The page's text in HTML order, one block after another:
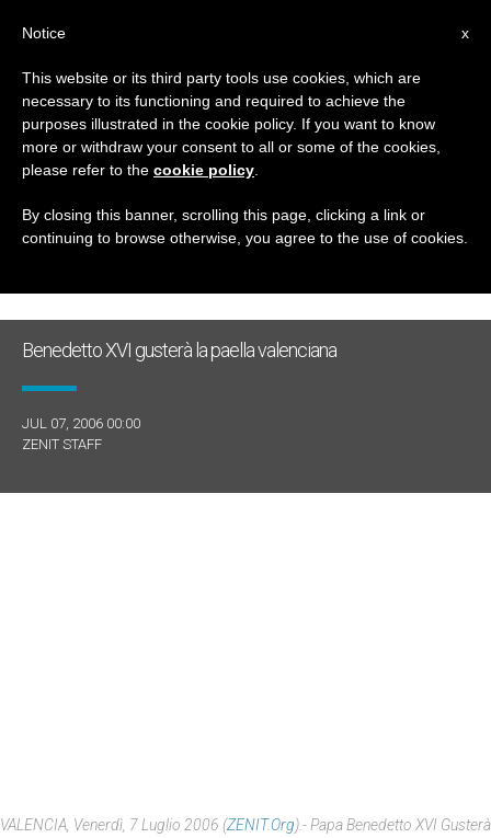
GIORNO
Luglio 7th, 2006
ULTIME NOTIZIE
Benedetto XVI gusterà la paella valenciana
JUL 07, 2006 00:00
ZENIT STAFF
VALENCIA, Venerdì, 7 Luglio 2006 (ZENIT.org).- Papa Benedetto XVI Gusterà
x
Notice
This website or its third party tools use cookies, which are
necessary to its functioning and required to achieve the
purposes illustrated in the cookie policy. If you want to know
more or withdraw your consent to all or some of the cookies,
please refer to the cookie policy
By closing this banner, scrolling this page, clicking a link or
continuing to browse otherwise, you agree to the use of cookies.